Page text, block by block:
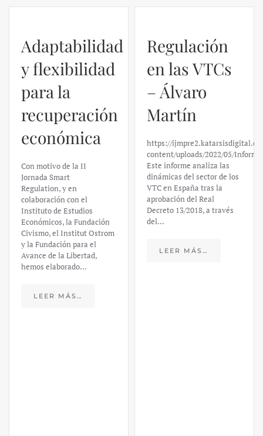
Regulación
en las VTCs
– Álvaro
Martín
https://ijmpre2.katarsisdigital.com/wp-
content/uploads/2022/05/Informe_sobre_las_VTC.pdf
Este informe analiza las
dinámicas del sector de los
VTC en España tras la
aprobación del Real
Decreto 13/2018, a través
del…
LEER MÁS…
El caso de
Silicon
Valley Bank:
un análisis
financiero –
Daniel
Fernández